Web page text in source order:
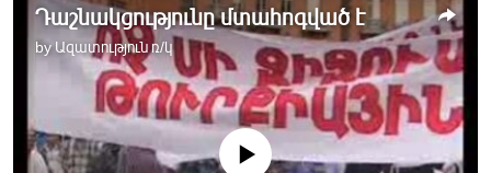
Դաշնակցությունը մտահոգված է
byԱզատություն ռ/կ
No media source currently available